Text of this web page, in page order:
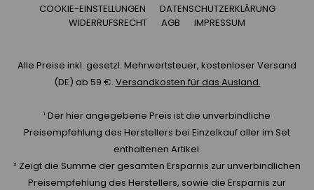
COOKIE-EINSTELLUNGEN
DATENSCHUTZERKLÄRUNG
WIDERRUFSRECHT
AGB IMPRESSUM
Alle Preise inkl. gesetzl. Mehrwertsteuer, kostenloser Versand
(DE) ab 59 €. Versandkosten für das Ausland.
¹ Der hier angegebene Preis ist die unverbindliche
Preisempfehlung des Herstellers bei Einzelkauf aller im Set
enthaltenen Artikel.
² Zeigt die Summe der gesamten Ersparnis zur unverbindlichen
Preisempfehlung des Herstellers, sowie die Ersparnis zur